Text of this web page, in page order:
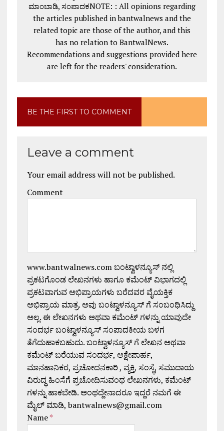
ಮಾಂಬಾಡಿ, ಸಂಪಾದಕNOTE: : All opinions regarding
the articles published in bantwalnews and the
related topic are those of the author, and this
has no relation to BantwalNews.
Recommendations and suggestions provided here
are left for the readers' consideration.
BE THE FIRST TO COMMENT
Leave a comment
Your email address will not be published.
Comment
www.bantwalnews.com ಬಂಟ್ವಾಳನ್ಯೂಸ್ ನಲ್ಲಿ
ಪ್ರಕಟಗೊಂಡ ಲೇಖನಗಳು ಹಾಗೂ ಕಮೆಂಟ್ ವಿಭಾಗದಲ್ಲಿ
ಪ್ರಕಟವಾಗುವ ಅಭಿಪ್ರಾಯಗಳು ಬರೆದವರ ವೈಯಕ್ತಿಕ
ಅಭಿಪ್ರಾಯ ಮಾತ್ರ. ಅವು ಬಂಟ್ವಾಳನ್ಯೂಸ್ ಗೆ ಸಂಬಂಧಿಸಿದ್ದು
ಅಲ್ಲ. ಈ ಲೇಖನಗಳು ಅಥವಾ ಕಮೆಂಟ್ ಗಳನ್ನು ಯಾವುದೇ
ಸಂದರ್ಭ ಬಂಟ್ವಾಳನ್ಯೂಸ್ ಸಂಪಾದಕೀಯ ಬಳಗ
ತೆಗೆದುಹಾಕಬಹುದು. ಬಂಟ್ವಾಳನ್ಯೂಸ್ ಗೆ ಲೇಖನ ಅಥವಾ
ಕಮೆಂಟ್ ಬರೆಯುವ ಸಂದರ್ಭ, ಆಕ್ಷೇಪಾರ್ಹ,
ಮಾನಹಾನಿಕರ, ಪ್ರಚೋದನಕಾರಿ , ವ್ಯಕ್ತಿ, ಸಂಸ್ಥೆ, ಸಮುದಾಯ
ವಿರುದ್ಧ ಹಿಂಸೆಗೆ ಪ್ರಚೋದಿಸುವಂಥ ಲೇಖನಗಳು, ಕಮೆಂಟ್
ಗಳನ್ನು ಹಾಕಬೇಡಿ. ಅಂಥದ್ದೇನಾದರೂ ಇದ್ದರೆ ನಮಗೆ ಈ
ಮೈಲ್ ಮಾಡಿ, bantwalnews@gmail.com
Name*